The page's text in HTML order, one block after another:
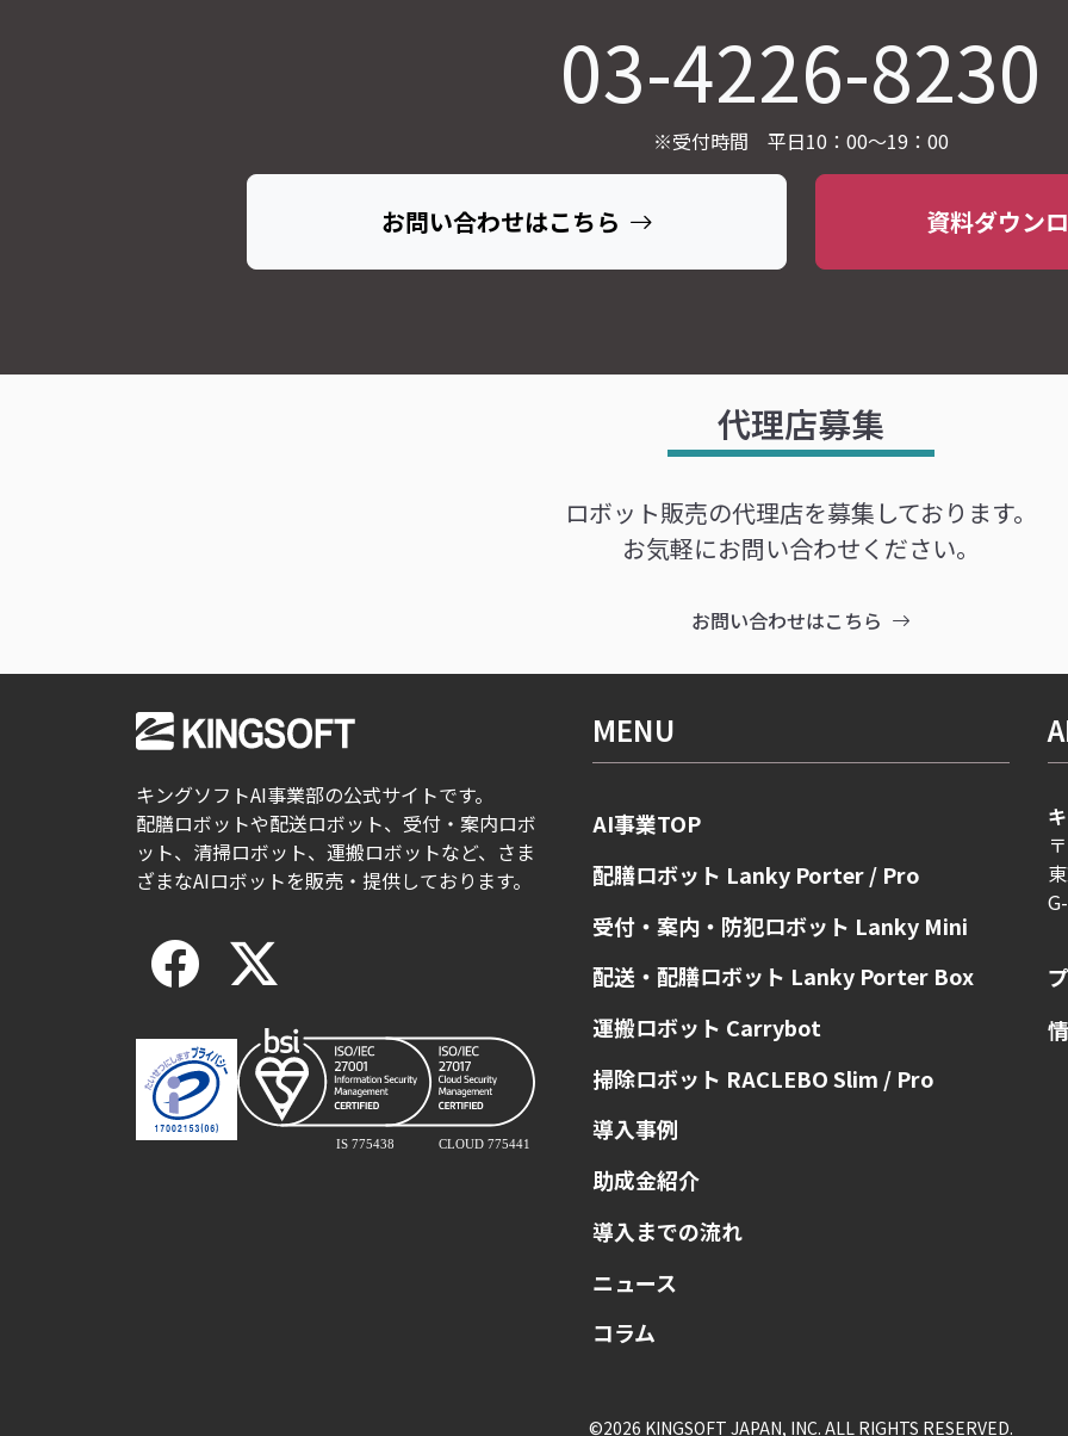
03-4226-8230
※受付時間 平日10：00～19：00
お問い合わせはこちら 資料ダウン
代理店募集
ロボット販売の代理店を募集しております。
お気軽にお問い合わせください。
お問い合わせはこちら
キングソフトAI事業部の公式サイトです。
配膳ロボットや配送ロボット、受付・案内ロボ
ット、清掃ロボット、運搬ロボットなど、さま
ざまなAIロボットを販売・提供しております。
MENU
AI事業TOP
配膳ロボット Lanky Porter / Pro
受付・案内・防犯ロボット Lanky Mini
配送・配膳ロボット Lanky Porter Box
運搬ロボット Carrybot
掃除ロボット RACLEBO Slim / Pro
導入事例
助成金紹介
導入までの流れ
ニュース
コラム
©2026 KINGSOFT JAPAN, INC. ALL RIGHTS RESERVED.